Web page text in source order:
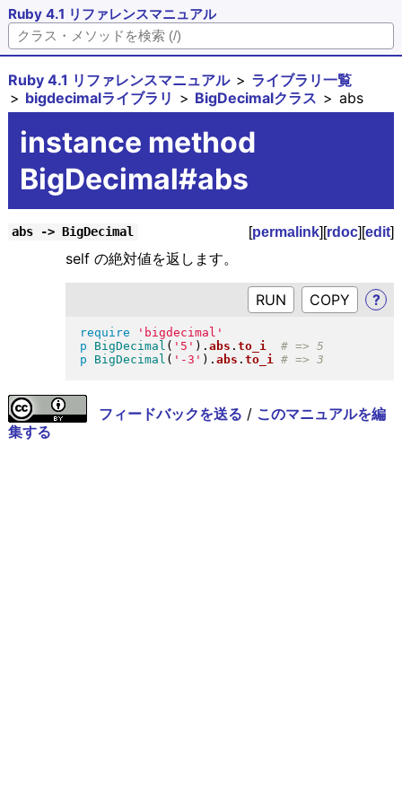
Ruby 4.1 リファレンスマニュアル
Ruby 4.1 リファレンスマニュアル
ライブラリ一覧
bigdecimalライブラリ
BigDecimalクラス abs
instance method
BigDecimal#abs
abs -> BigDecimal [permalink][rdoc][edit]
self の絶対値を返します。
RUN ?
require
'bigdecimal'
p
BigDecimal ( '5' ) . abs . to_i
p
BigDecimal ( '-3' ) . abs . to_i
フィードバックを送る / このマニュアルを編
集する